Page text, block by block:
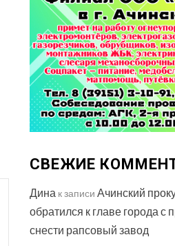
СВЕЖИЕ
Дина к записи Ачинский
обратился к главе города с
снести рапсовый завод